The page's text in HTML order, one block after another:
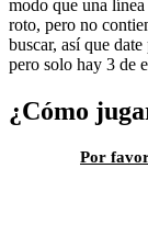
modo que una
roto, pero no
buscar, así que
pero solo hay 3 de
¿Cómo
Por